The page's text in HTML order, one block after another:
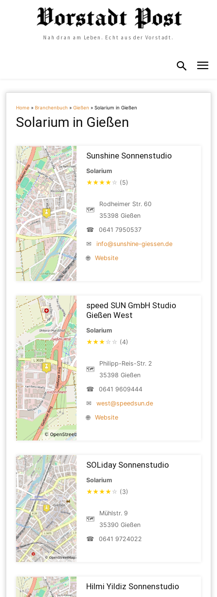
Nah dran am Leben. Echt aus der Vorstadt.
Home »Branchenbuch »Gießen »Solarium in Gießen
Solarium in Gießen
Sunshine Sonnenstudio
Solarium
★★★★ ☆ (5)
🗺
Rodheimer Str. 60
35398 Gießen
☎
0641 7950537
✉
info@sunshine-giessen.de
🌐
Website
speed SUN GmbH Studio
Gießen West
Solarium
★★★ ☆ ☆ (4)
🗺
Philipp-Reis-Str. 2
35398 Gießen
☎
0641 9609444
✉
west@speedsun.de
🌐
Website
SOLiday Sonnenstudio
Solarium
★★★★ ☆ (3)
🗺
Mühlstr. 9
35390 Gießen
☎
0641 9724022
Hilmi Yildiz Sonnenstudio